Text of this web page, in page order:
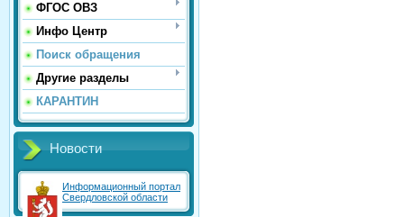
ФГОС ОВЗ
Инфо Центр
Поиск обращения
Другие разделы
КАРАНТИН
Новости
Информационный портал
Свердловской области